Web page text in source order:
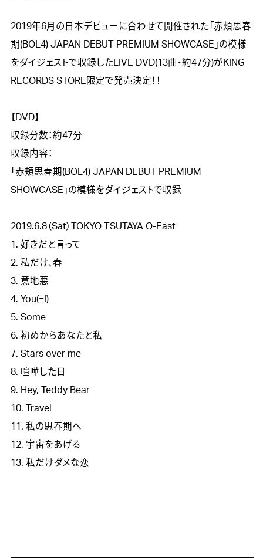
2019年6月の日本デビューに合わせて開催された「赤頬思春
期(BOL4) JAPAN DEBUT PREMIUM SHOWCASE」の模様
をダイジェストで収録したLIVE DVD(13曲・約47分)がKING
RECORDS STORE限定で発売決定！！
【DVD】
収録分数：約47分
収録内容：
「赤頬思春期(BOL4) JAPAN DEBUT PREMIUM
SHOWCASE」の模様をダイジェストで収録
2019.6.8（Sat）TOKYO TSUTAYA O-East
1. 好きだと言って
2. 私だけ、春
3. 意地悪
4. You(=I)
5. Some
6. 初めからあなたと私
7. Stars over me
8. 喧嘩した日
9. Hey, Teddy Bear
10. Travel
11. 私の思春期へ
12. 宇宙をあげる
13. 私だけダメな恋